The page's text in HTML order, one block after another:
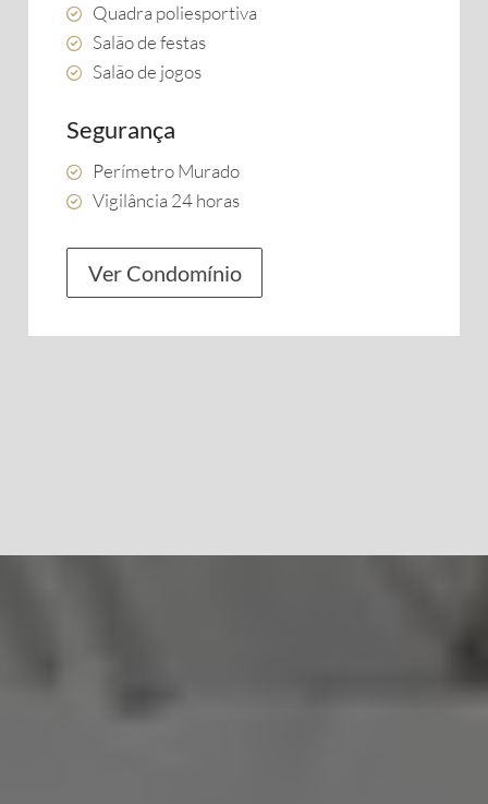
Quadra poliesportiva
Salão de festas
Salão de jogos
Segurança
Perímetro Murado
Vigilância 24 horas
Ver Condomínio